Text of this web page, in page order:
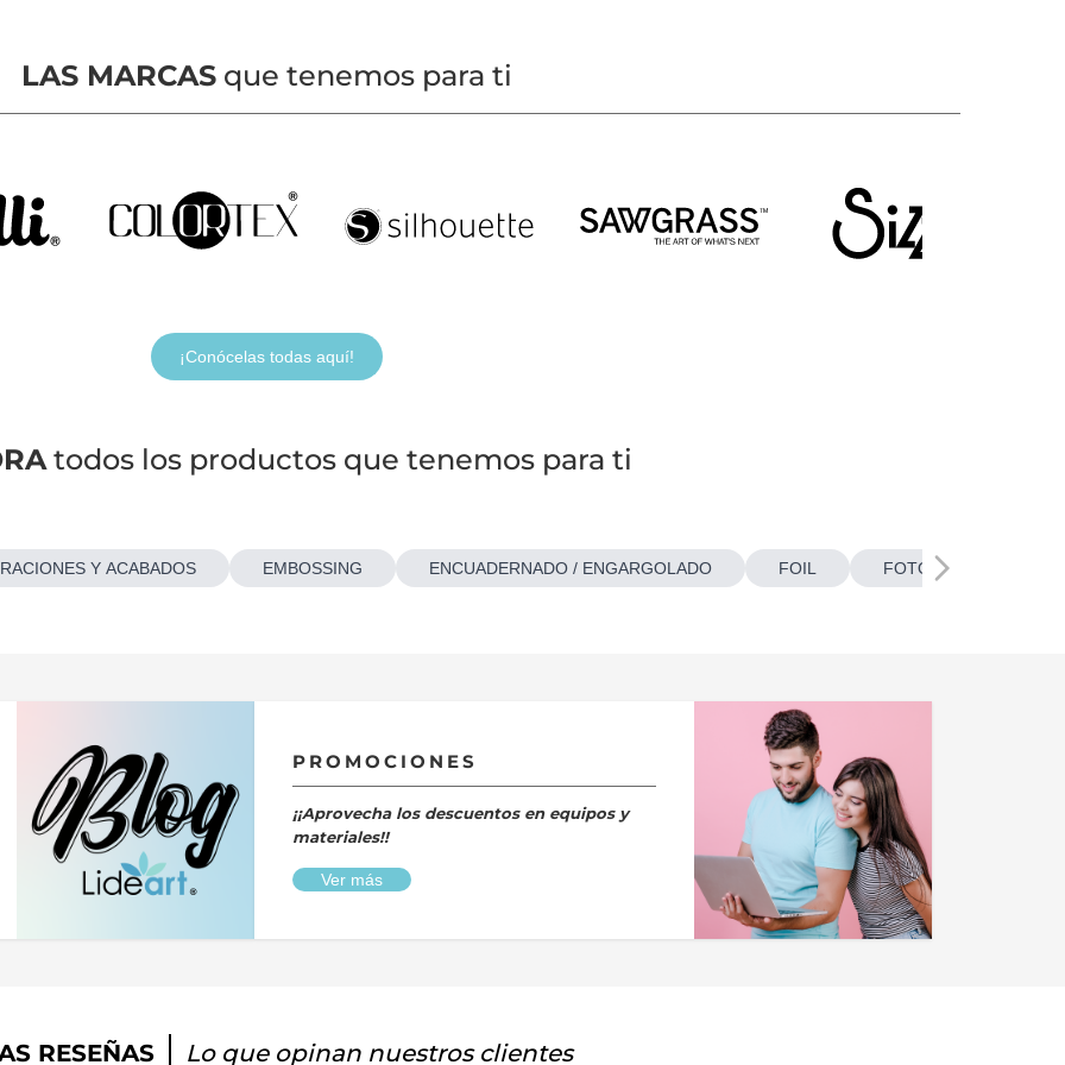
LAS MARCASque tenemos para ti
¡Conócelas todas aquí!
todos los productos que tenemos para ti
Y ACABADOS EMBOSSING ENCUADERNADO / ENGARGOLADO FOIL FOTOBOTONES
PROMOCIONES
¡¡Aprovecha los descuentos en equipos y
materiales!!
Ver más
RESEÑAS Lo que opinan nuestros clientes